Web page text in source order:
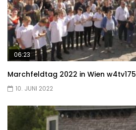
06:23
Marchfeldtag 2022 in Wien w4tv175
10. JUNI 2022